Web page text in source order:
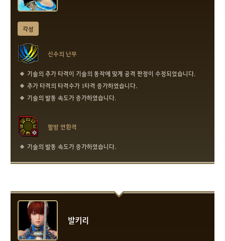
각성
신수의 난무
기술의 추가 타격이 기술의 동작에 맞게 공격 판정이 수정되었습니다.
추가 타격의 타격수가 1타격 증가하였습니다.
기술의 발동 속도가 증가하였습니다.
팔방 연환격
기술의 발동 속도가 증가하였습니다.
발키리